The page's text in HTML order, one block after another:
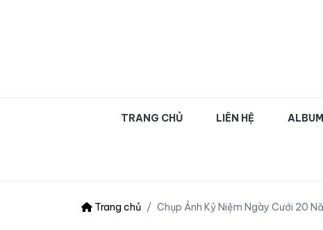
OLIVA WEDDING |
TRANG CHỦ LIÊN HỆ
Trang chủ Chụp Ảnh Kỷ Niệm Ngày Cưới 20